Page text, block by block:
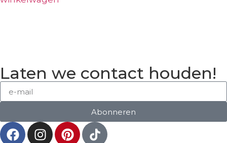
Laten we contact houden!
Abonneren